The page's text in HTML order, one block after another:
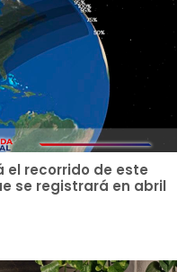
el recorrido de este
se registrará en abril